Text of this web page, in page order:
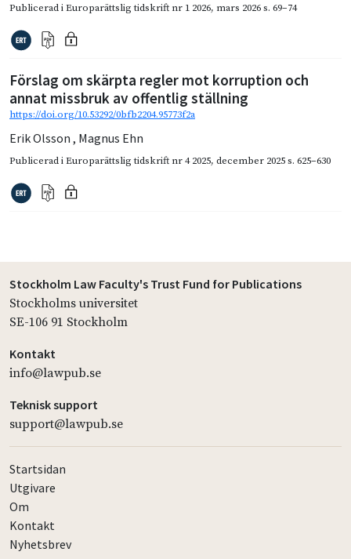
Publicerad iEuroparättslig tidskrift nr 1 2026, mars 2026s. 69–74
Förslag om skärpta regler mot korruption och
annat missbruk av offentlig ställning
https://doi.org/10.53292/0bfb2204.95773f2a
Erik Olsson , Magnus Ehn
Publicerad iEuroparättslig tidskrift nr 4 2025, december 2025s. 625–630
Stockholm Law Faculty's Trust Fund for Publications
Stockholms universitet
SE-106 91 Stockholm
Kontakt
info@lawpub.se
Teknisk support
support@lawpub.se
Startsidan
Utgivare
Om
Kontakt
Nyhetsbrev